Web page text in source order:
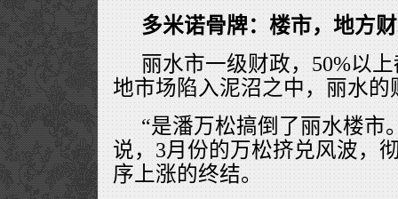
多米诺骨牌：楼市，地方
丽水市一级财政，50%以
地市场陷入泥沼之中，丽水
“是潘万松搞倒了丽水楼市
说，3月份的万松挤兑风波，
序上涨的终结。